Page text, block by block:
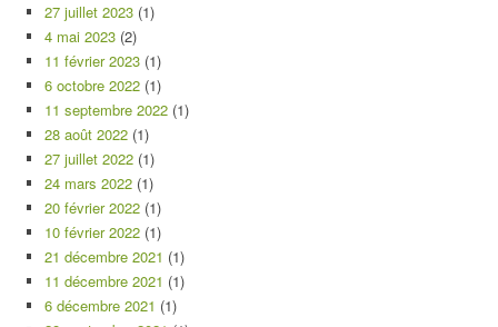
27 juillet 2023 (1)
4 mai 2023 (2)
11 février 2023 (1)
6 octobre 2022 (1)
11 septembre 2022 (1)
28 août 2022 (1)
27 juillet 2022 (1)
24 mars 2022 (1)
20 février 2022 (1)
10 février 2022 (1)
21 décembre 2021 (1)
11 décembre 2021 (1)
6 décembre 2021 (1)